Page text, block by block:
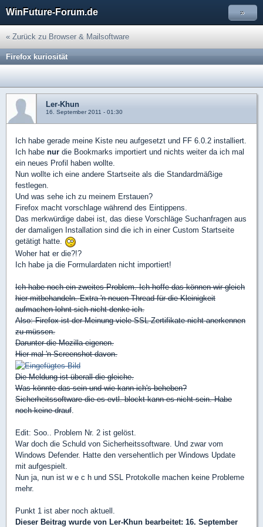
WinFuture-Forum.de »
« Zurück zu Browser & Mailsoftware
Firefox kuriosität
Ler-Khun
16. September 2011 - 01:30
Ich habe gerade meine Kiste neu aufgesetzt und FF 6.0.2 installiert.
Ich habe nur die Bookmarks importiert und nichts weiter da ich mal
ein neues Profil haben wollte.
Nun wollte ich eine andere Startseite als die Standardmäßige
festlegen.
Und was sehe ich zu meinem Erstauen?
Firefox macht vorschlage während des Eintippens.
Das merkwürdige dabei ist, das diese Vorschläge Suchanfragen aus
der damaligen Installation sind die ich in einer Custom Startseite
getätigt hatte.
Woher hat er die?!?
Ich habe ja die Formulardaten nicht importiert!
Ich habe noch ein zweites Problem. Ich hoffe das können wir gleich
hier mitbehandeln. Extra 'n neuen Thread für die Kleinigkeit
aufmachen lohnt sich nicht denke ich.
Also: Firefox ist der Meinung viele SSL Zertifikate nicht anerkennen
zu müssen.
Darunter die Mozilla eigenen.
Hier mal 'n Screenshot davon.
Die Meldung ist überall die gleiche.
Was könnte das sein und wie kann ich's beheben?
Sicherheitssoftware die es evtl. blockt kann es nicht sein. Habe
noch keine drauf
Edit: Soo.. Problem Nr. 2 ist gelöst.
War doch die Schuld von Sicherheitssoftware. Und zwar vom
Windows Defender. Hatte den versehentlich per Windows Update
mit aufgespielt.
Nun ja, nun ist w e c h und SSL Protokolle machen keine Probleme
mehr.
Punkt 1 ist aber noch aktuell.
Dieser Beitrag wurde von Ler-Khun bearbeitet: 16. September